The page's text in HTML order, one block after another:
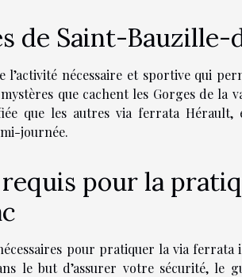
de Saint-Bauzille-
l’activité nécessaire et sportive qui
que cachent les Gorges de la
que les autres via ferrata
journée.
pour la
pour pratiquer la via ferrata
le but d’assurer votre sécurité, le